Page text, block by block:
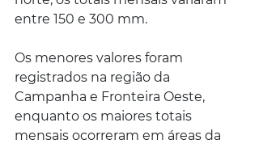
entre 150 e 300 mm.
Os menores valores foram
registrados na região da
Campanha e Fronteira Oeste,
enquanto os maiores totais
mensais ocorreram em áreas da